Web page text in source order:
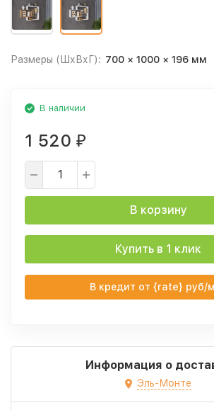
Размеры (ШхВхГ): 700 × 1000 × 196 мм
В наличии
1 520 ₽
В корзину
Купить в 1 клик
В кредит от {rate} руб/
Информация о
Эль-Монте